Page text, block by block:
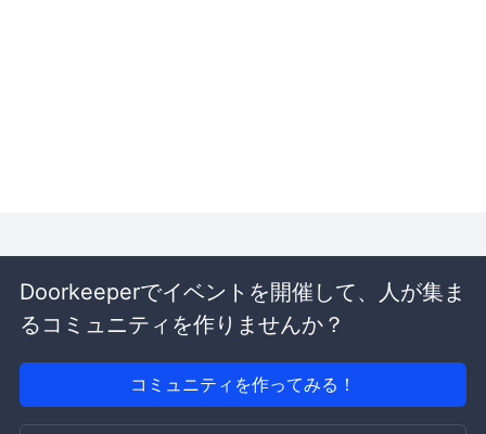
Doorkeeperでイベントを開催して、人が集ま
るコミュニティを作りませんか？
コミュニティを作ってみる！